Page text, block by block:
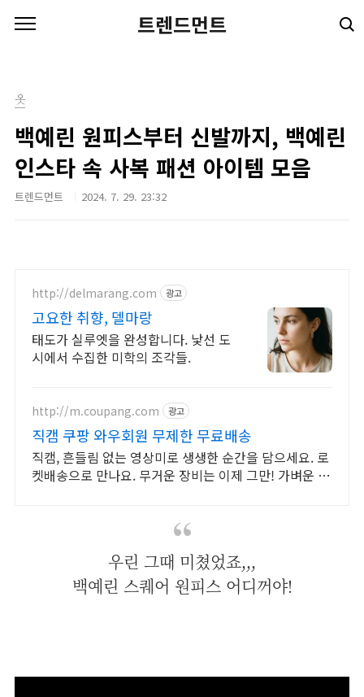
트렌드먼트
옷
백예린 원피스부터 신발까지, 백예린
인스타 속 사복 패션 아이템 모음
트렌드먼트 2024. 7. 29. 23:32
http://delmarang.com 광고
고요한 취향, 델마랑
태도가 실루엣을 완성합니다. 낯선 도
시에서 수집한 미학의 조각들.
http://m.coupang.com 광고
직캠 쿠팡 와우회원 무제한 무료배송
직캠, 흔들림 없는 영상미로 생생한 순간을 담으세요. 로
켓배송으로 만나요. 무거운 장비는 이제 그만! 가벼운 액
우린 그때 미쳤었죠,,,
백예린 스퀘어 원피스 어디꺼야!